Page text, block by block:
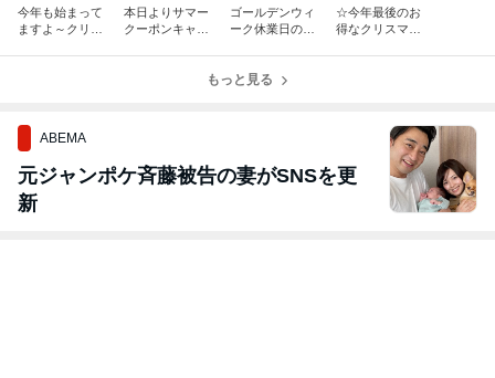
今年も始まって
ますよ～クリス
本日よりサマー
クーポンキャン
ゴールデンウィ
ーク休業日のご
☆今年最後のお
得なクリスマス
もっと見る
ABEMA
元ジャンポケ斉藤被告の妻がSNSを更
新